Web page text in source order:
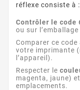
réflexe consiste à :
Contrôler le code
ou sur
Comparer ce code
votre imprimante
l’appareil).
Respecter le
magenta, jaune)
emplacements.